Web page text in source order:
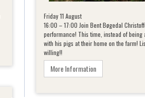
Friday 11 August
16:00 – 17:00 Join Bent Bøgedal
performance! This time, instead of
with his pigs at their home on the farm!
willing!!
More Information